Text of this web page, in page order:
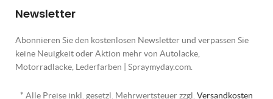
Newsletter
Abonnieren Sie den kostenlosen Newsletter und verpassen Sie
keine Neuigkeit oder Aktion mehr von Autolacke,
Motorradlacke, Lederfarben | Spraymyday.com.
* Alle Preise inkl. gesetzl. Mehrwertsteuer zzgl.Versandkosten